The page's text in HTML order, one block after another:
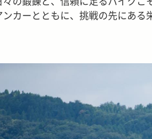
ンカーとともに、挑戦の先にある